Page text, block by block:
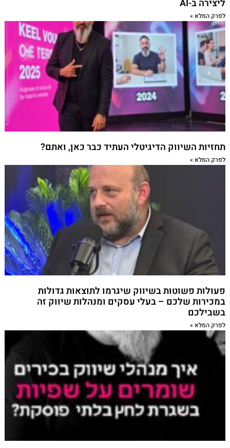
ליצירה ב-AI
לפרק המלא »
תחזיות השיווק הדיגיטלי העתיד כבר כאן, ואתם?
לפרק המלא »
פעולות פשוטות בשיווק שיגרמו לתוצאות גדולות
במכירות שלכם – בעלי עסקים ומנהלות שיווק זה
בשבילכם
לפרק המלא »